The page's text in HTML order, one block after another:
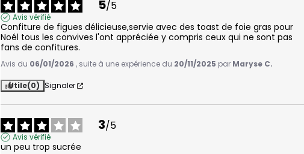
5/5
Avis vérifié
Confiture de figues délicieuse,servie avec des toast de foie gras pour
Noél tous les convives l'ont appréciée y compris ceux qui ne sont pas
fans de confitures.
Avis du 06/01/2026 , suite à une expérience du 20/11/2025 par Maryse C.
Utile(0) Signaler
3/5
Avis vérifié
un peu trop sucrée